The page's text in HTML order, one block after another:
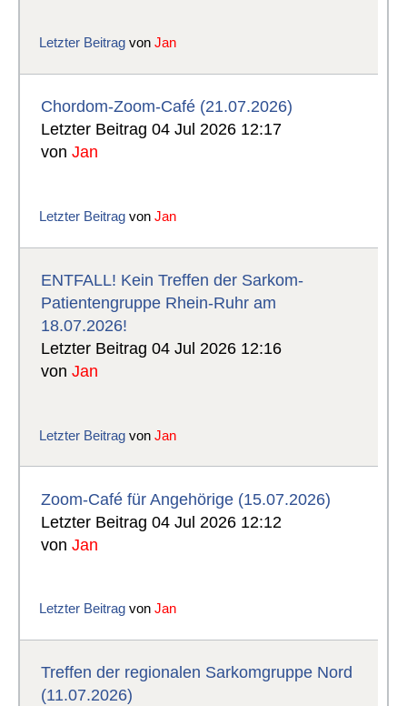
Letzter Beitrag vonJan
Chordom-Zoom-Café (21.07.2026)
Letzter Beitrag 04 Jul 2026 12:17
vonJan
Letzter Beitrag vonJan
ENTFALL! Kein Treffen der Sarkom-
Patientengruppe Rhein-Ruhr am
18.07.2026!
Letzter Beitrag 04 Jul 2026 12:16
vonJan
Letzter Beitrag vonJan
Zoom-Café für Angehörige (15.07.2026)
Letzter Beitrag 04 Jul 2026 12:12
vonJan
Letzter Beitrag vonJan
Treffen der regionalen Sarkomgruppe Nord
(11.07.2026)